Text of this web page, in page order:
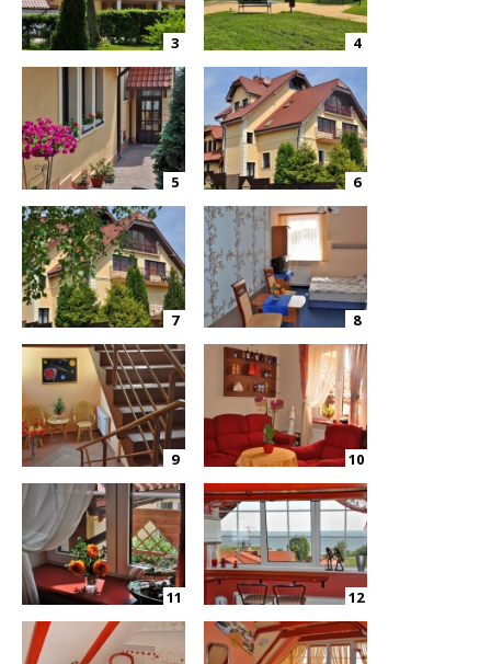
3 4
5 6
7 8
9 10
11 12